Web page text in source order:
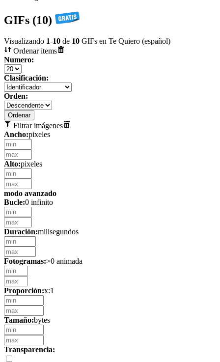
GIFs (10)
Visualizando 1-10 de 10 GIFs en Te Quiero (español)
Ordenar items
Numero:
Clasificación:
Orden:
Filtrar imágenes
Ancho:pixeles
Alto:pixeles
modo avanzado
Bucle:0 infinito
Duración:milisegundos
Fotogramas:>0 animada
Proporción:x:1
Tamaño:bytes
Transparencia: